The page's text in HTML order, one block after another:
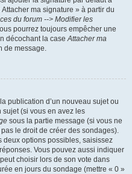
ma signature » à partir du
du forum --> Modifier les
pourrez toujours empêcher une
décochant la caseAttacher ma
de message.
publication d’un nouveau sujet ou
sujet (si vous en avez les
sous la partie message (si vous ne
le droit de créer des sondages).
deux options possibles, saisissez
Vous pouvez aussi indiquer
choisir lors de son vote dans
en jours du sondage (mettre « 0 »